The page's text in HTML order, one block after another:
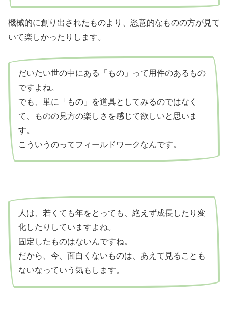
機械的に創り出されたものより、恣意的なものの方が見て
いて楽しかったりします。
だいたい世の中にある「もの」って用件のあるもの
ですよね。
でも、単に「もの」を道具としてみるのではなく
て、ものの見方の楽しさを感じて欲しいと思いま
す。
こういうのってフィールドワークなんです。
人は、若くても年をとっても、絶えず成長したり変
化したりしていますよね。
固定したものはないんですね。
だから、今、面白くないものは、あえて見ることも
ないなっていう気もします。